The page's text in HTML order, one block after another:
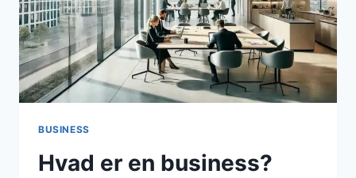
DANSKE
SPROG?
BUSINESS
Hvad er en business?